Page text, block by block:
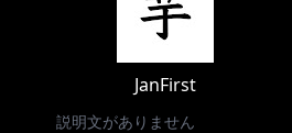
JanFirst
説明文がありません